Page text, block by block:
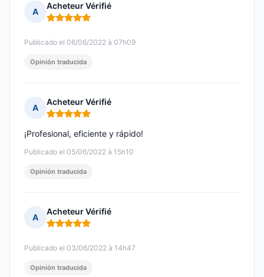
A
Acheteur Vérifié
Nota: 5 de 5
Publicado el 06/06/2022 à 07h09
Opinión traducida
A
Acheteur Vérifié
Nota: 5 de 5
Publicado el 05/06/2022 à 15h10
¡Profesional, eficiente y rápido!
Opinión traducida
A
Acheteur Vérifié
Nota: 5 de 5
Publicado el 03/06/2022 à 14h47
Opinión traducida